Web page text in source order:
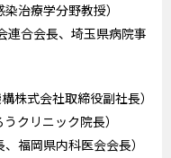
治療学分野教授）
連合会長、埼玉県病院事
株式会社取締役副社長）
クリニック院長）
福岡県内科医会会長）